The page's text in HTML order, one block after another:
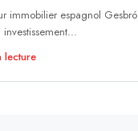
immobilier espagnol Gesbró
lecture